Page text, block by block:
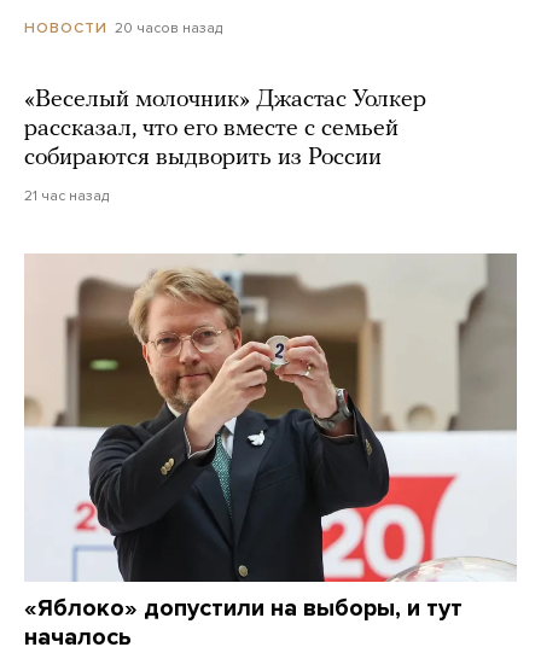
НОВОСТИ 20 часов назад
«Веселый молочник» Джастас Уолкер
рассказал, что его вместе с семьей
собираются выдворить из России
21 час назад
«Яблоко» допустили на выборы, и тут
началось